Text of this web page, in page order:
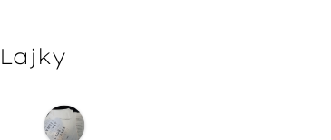
Lajky